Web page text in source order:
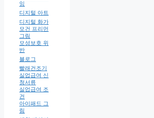
잉
디지털 아트
디지털 화가
모건 프리먼
그림
모성보호 위
반
블로그
빨래건조기
실업급여 신
청서류
실업급여 조
건
아이패드 그
림